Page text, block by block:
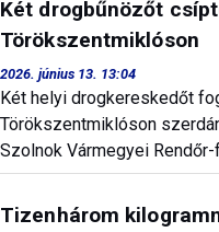
Két drogbűnözőt
Törökszentmiklóson
2026. június 13. 13:04
Két helyi drogkereskedőt
Törökszentmiklóson
Szolnok Vármegyei
Tizenhárom